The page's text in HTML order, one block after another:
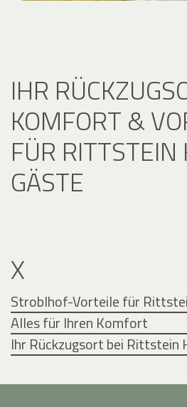
IHR
KOMFORT &
FÜR
GÄSTE
X
Stroblhof-Vorteile für
Alles für Ihren Komfort
Ihr Rückzugsort bei Rittstein